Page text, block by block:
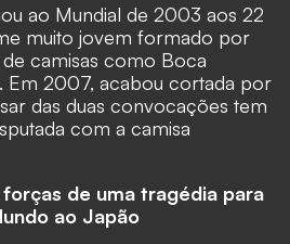
ao Mundial de 2003 aos 22
muito jovem formado por
camisas como Boca
Em 2007, acabou cortada por
das duas convocações tem
com a camisa
de uma tragédia para
ao Japão